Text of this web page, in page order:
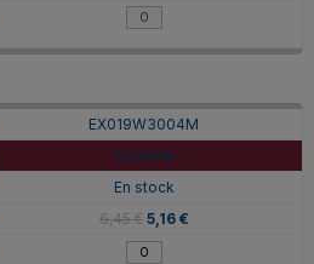
EX019W3004M
Carmine
En stock
6,45 € 5,16 €